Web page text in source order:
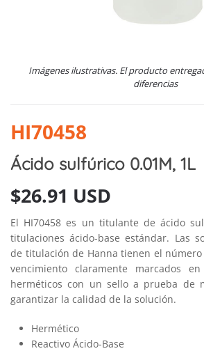
Imágenes ilustrativas. El producto
diferencias
HI70458
Ácido sulfúrico 0.01M, 1L
$26.91 USD
El HI70458 es un titulante de ácido
titulaciones ácido-base estándar. Las
de titulación de Hanna tienen el
vencimiento claramente marcados
herméticos con un sello a prueba de
garantizar la calidad de la solución.
Hermético
Reactivo Ácido-Base